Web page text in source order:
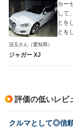
カー
して
とを
とを
し
ミン
須玉さん （愛知県）
ジャガー XJ
評価の低いレビ
クルマとして◎信